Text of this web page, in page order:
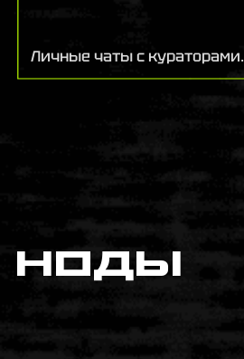
Личные чаты с кураторами.
ноды